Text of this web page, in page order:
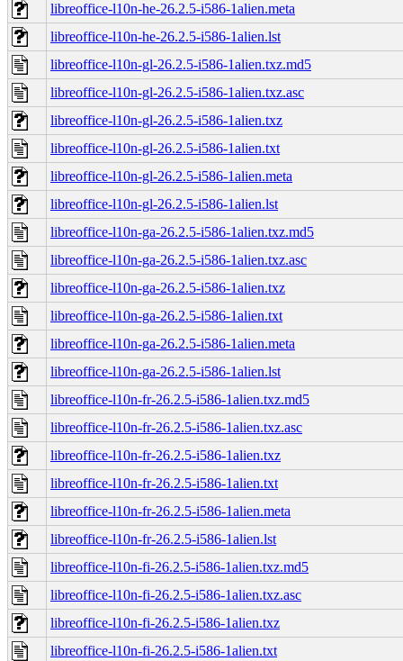
libreoffice-l10n-he-26.2.5-i586-1alien.meta
libreoffice-l10n-he-26.2.5-i586-1alien.lst
libreoffice-l10n-gl-26.2.5-i586-1alien.txz.md5
libreoffice-l10n-gl-26.2.5-i586-1alien.txz.asc
libreoffice-l10n-gl-26.2.5-i586-1alien.txz
libreoffice-l10n-gl-26.2.5-i586-1alien.txt
libreoffice-l10n-gl-26.2.5-i586-1alien.meta
libreoffice-l10n-gl-26.2.5-i586-1alien.lst
libreoffice-l10n-ga-26.2.5-i586-1alien.txz.md5
libreoffice-l10n-ga-26.2.5-i586-1alien.txz.asc
libreoffice-l10n-ga-26.2.5-i586-1alien.txz
libreoffice-l10n-ga-26.2.5-i586-1alien.txt
libreoffice-l10n-ga-26.2.5-i586-1alien.meta
libreoffice-l10n-ga-26.2.5-i586-1alien.lst
libreoffice-l10n-fr-26.2.5-i586-1alien.txz.md5
libreoffice-l10n-fr-26.2.5-i586-1alien.txz.asc
libreoffice-l10n-fr-26.2.5-i586-1alien.txz
libreoffice-l10n-fr-26.2.5-i586-1alien.txt
libreoffice-l10n-fr-26.2.5-i586-1alien.meta
libreoffice-l10n-fr-26.2.5-i586-1alien.lst
libreoffice-l10n-fi-26.2.5-i586-1alien.txz.md5
libreoffice-l10n-fi-26.2.5-i586-1alien.txz.asc
libreoffice-l10n-fi-26.2.5-i586-1alien.txz
libreoffice-l10n-fi-26.2.5-i586-1alien.txt